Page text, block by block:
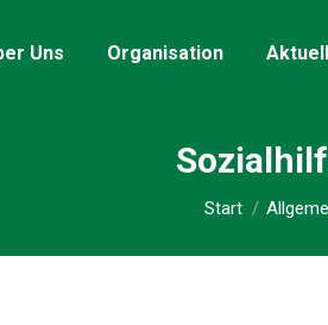
Uns Organisation
Sie
Start